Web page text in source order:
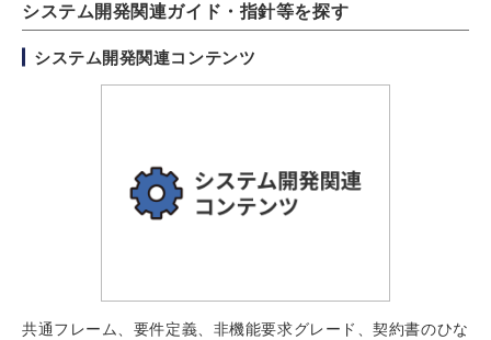
システム開発関連ガイド・指針等を探す
システム開発関連コンテンツ
共通フレーム、要件定義、非機能要求グレード、契約書のひな